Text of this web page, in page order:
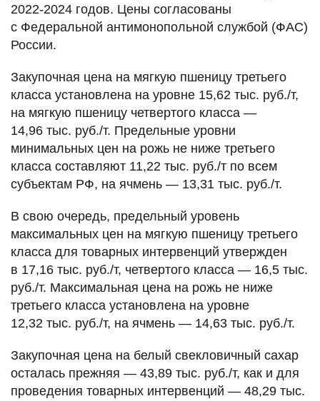
2022-2024 годов. Цены согласованы
с Федеральной антимонопольной службой (ФАС)
России.
Закупочная цена на мягкую пшеницу третьего
класса установлена на уровне 15,62 тыс. руб./т,
на мягкую пшеницу четвертого класса —
14,96 тыс. руб./т. Предельные уровни
минимальных цен на рожь не ниже третьего
класса составляют 11,22 тыс. руб./т по всем
субъектам РФ, на ячмень — 13,31 тыс. руб./т.
В свою очередь, предельный уровень
максимальных цен на мягкую пшеницу третьего
класса для товарных интервенций утвержден
в 17,16 тыс. руб./т, четвертого класса — 16,5 тыс.
руб./т. Максимальная цена на рожь не ниже
третьего класса установлена на уровне
12,32 тыс. руб./т, на ячмень — 14,63 тыс. руб./т.
Закупочная цена на белый свекловичный сахар
осталась прежняя — 43,89 тыс. руб./т, как и для
проведения товарных интервенций — 48,29 тыс.